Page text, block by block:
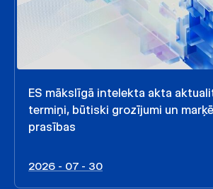
ES mākslīgā intelekta akta
termiņi, būtiski grozījumi un
prasības
2026 - 07 - 30